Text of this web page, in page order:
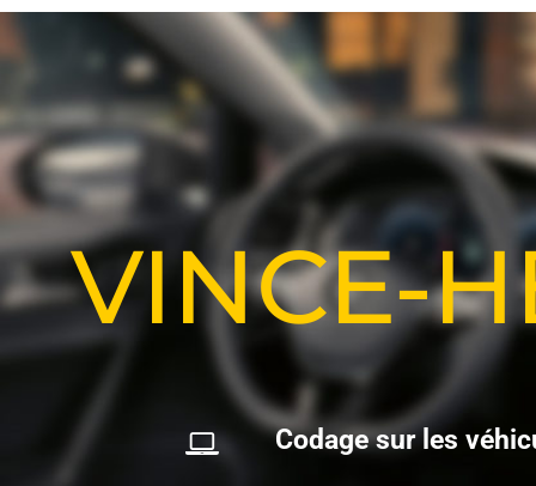
VINCE-
Codage sur les véhic